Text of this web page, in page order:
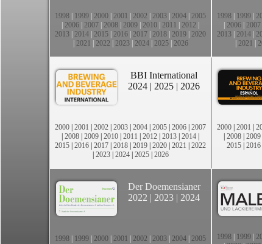
1998 1999 2000 2001 2002 2003 2004 2005
2006 2007 2008 2009 2010 2011 2012
2013 2014 2015 2016 2017 2018 2019 2020
2021 2022 2023| 2024| 2025| 2026
1998 1999
2006 2007
2013 2014
2021
BBI International
2024 | 2025 | 2026
2000 | 2001 | 2002 | 2003 | 2004 | 2005 | 2006 | 2007
| 2008 | 2009 | 2010 | 2011 | 2012 | 2013 | 2014 |
2015 | 2016 | 2017 | 2018 | 2019 | 2020 | 2021 | 2022
| 2023| 2024| 2025| 2026
2000 | 2001 |
| 2008 | 2009
2015 | 2016
Der Doemensianer
2022 | 2023 | 2024
1998 1999 2000 2001 2002 2003 2004 2005
1998 1999